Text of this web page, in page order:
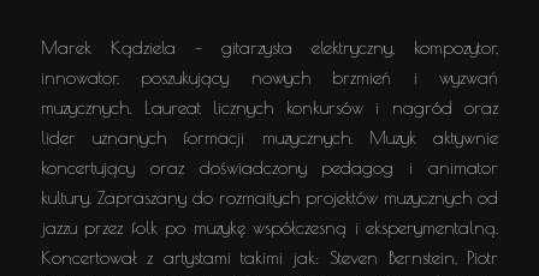
Marek Kądziela – gitarzysta elektryczny, kompozytor,
innowator, poszukujący nowych brzmień i wyzwań
muzycznych. Laureat licznych konkursów i nagród oraz
lider uznanych formacji muzycznych. Muzyk aktywnie
koncertujący oraz doświadczony pedagog i animator
kultury. Zapraszany do rozmaitych projektów muzycznych od
jazzu przez folk po muzykę współczesną i eksperymentalną.
Koncertował z artystami takimi jak: Steven Bernstein, Piotr